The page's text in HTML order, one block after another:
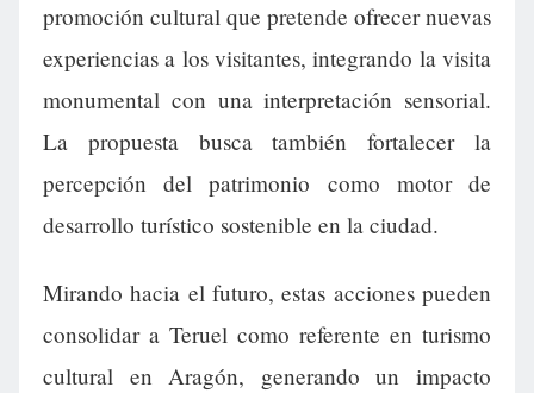
promoción cultural que pretende ofrecer nuevas
experiencias a los visitantes, integrando la visita
monumental con una interpretación sensorial.
La propuesta busca también fortalecer la
percepción del patrimonio como motor de
desarrollo turístico sostenible en la ciudad.
Mirando hacia el futuro, estas acciones pueden
consolidar a Teruel como referente en turismo
cultural en Aragón, generando un impacto